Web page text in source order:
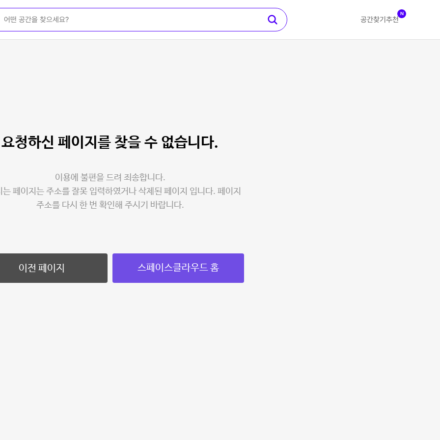
공간찾기 추천
N
요청하신 페이지를 찾을 수 없습니다.
이용에 불편을 드려 죄송합니다.
는 페이지는 주소를 잘못 입력하였거나 삭제된 페이지 입니다. 페이지
주소를 다시 한 번 확인해 주시기 바랍니다.
이전 페이지 스페이스클라우드 홈